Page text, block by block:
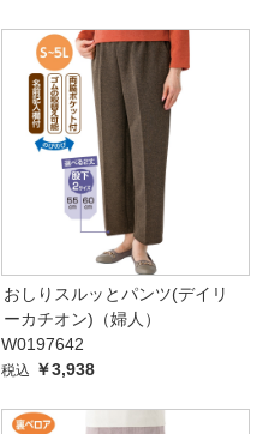
おしりスルッとパンツ(デイリ
ーカチオン)（婦人）
W0197642
税込 ￥3,938